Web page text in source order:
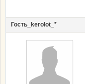
Гость_kerolot_*